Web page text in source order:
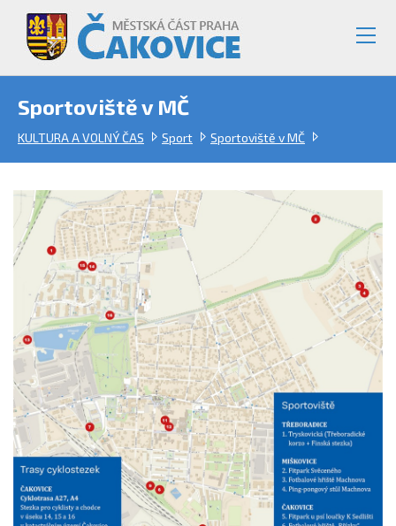
Sportoviště v MČ
KULTURA A VOLNÝ ČAS Sport Sportoviště v MČ